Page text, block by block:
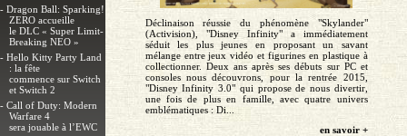
- Dragon Ball: Sparking!
ZERO accueille
le DLC « Super Limit-
Breaking NEO »
- Hello Kitty Party Land
: la fête
commence sur Switch
et Switch 2
- Call of Duty: Modern
Warfare 4
sera jouable à l’EWC
Déclinaison réussie du phénomène "Skylander"
(Activision), "Disney Infinity" a immédiatement
séduit les plus jeunes en proposant un savant
mélange entre jeux vidéo et figurines en plastique à
collectionner. Deux ans après ses débuts sur PC et
consoles nous découvrons, pour la rentrée 2015,
"Disney Infinity 3.0" qui propose de nous divertir,
une fois de plus en famille, avec quatre univers
emblématiques : Di...
en savoir +